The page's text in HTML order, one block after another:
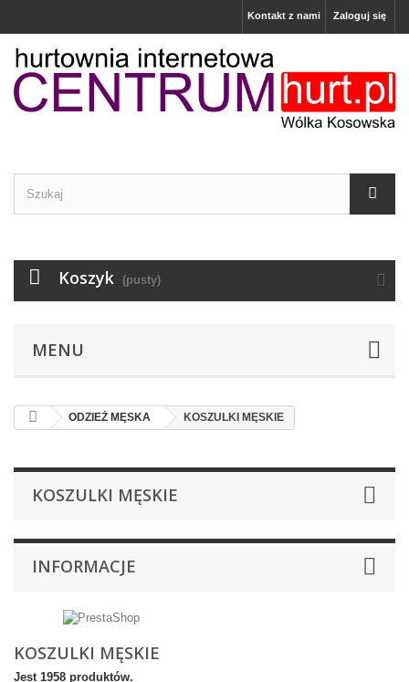
Zaloguj się
Kontakt z nami
Koszyk (pusty)
MENU
ODZIEŻ MĘSKA KOSZULKI MĘSKIE
KOSZULKI MĘSKIE
INFORMACJE
KOSZULKI MĘSKIE
Jest 1958 produktów.